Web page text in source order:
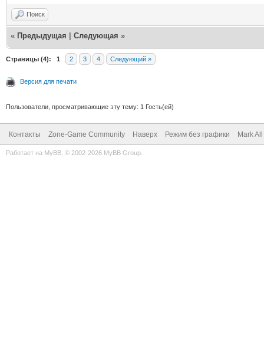
Поиск
« Предыдущая Следующая »
Страницы (4): 1 2 3 4 Следующий »
Версия для печати
Пользователи, просматривающие эту тему: 1 Гость(ей)
Контакты Zone-Game Community Наверх Режим без графики Mark
Работает на MyBB , © 2002-2026 MyBB Group